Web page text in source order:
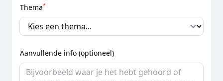
Thema*
Aanvullende info (optioneel)